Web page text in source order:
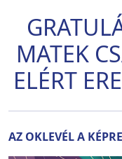
MATEK
ELÉRT
AZ OKLEVÉL A